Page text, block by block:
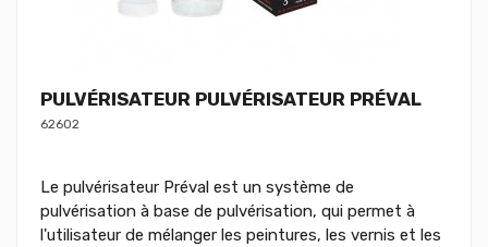
PULVÉRISATEUR PULVÉRISATEUR PRÉVAL
62602
Le pulvérisateur Préval est un système de
pulvérisation à base de pulvérisation, qui permet à
l'utilisateur de mélanger les peintures, les vernis et les